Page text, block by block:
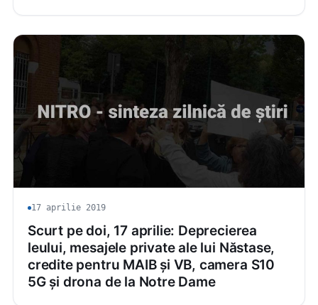
17 aprilie 2019
Scurt pe doi, 17 aprilie: Deprecierea
leului, mesajele private ale lui Năstase,
credite pentru MAIB și VB, camera S10
5G și drona de la Notre Dame